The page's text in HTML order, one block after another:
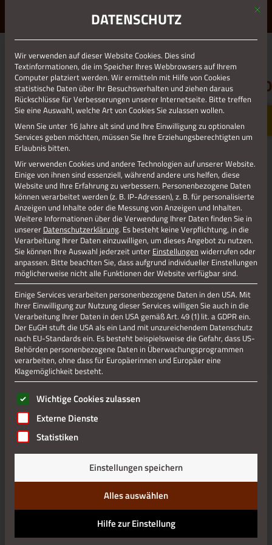
ERLEBE STOLBERG.ERLEBE DICH.
01.01.1970
Jetzt teilen
Jetzt teilen
Datenschutz
Impressum
Mit
DATENSCHUTZ
Wir verwenden auf dieser Website Cookies. Dies sind
Textinformationen, die im Speicher Ihres Webbrowsers auf Ihrem
Computer platziert werden. Wir ermitteln mit Hilfe von Cookies
statistische Daten über Ihr Besuchsverhalten und ziehen daraus
Rückschlüsse für Verbesserungen unserer Internetseite. Bitte treffen
Sie eine Auswahl, welche Art von Cookies Sie zulassen wollen.
Wenn Sie unter 16 Jahre alt sind und Ihre Einwilligung zu optionalen
Services geben möchten, müssen Sie Ihre Erziehungsberechtigten um
Erlaubnis bitten.
Wir verwenden Cookies und andere Technologien auf unserer Website.
Einige von ihnen sind essenziell, während andere uns helfen, diese
Website und Ihre Erfahrung zu verbessern. Personenbezogene Daten
können verarbeitet werden (z. B. IP-Adressen), z. B. für personalisierte
Anzeigen und Inhalte oder die Messung von Anzeigen und Inhalten.
Weitere Informationen über die Verwendung Ihrer Daten finden Sie in
unserer Datenschutzerklärung. Es besteht keine Verpflichtung, in die
Verarbeitung Ihrer Daten einzuwilligen, um dieses Angebot zu nutzen.
Sie können Ihre Auswahl jederzeit unter Einstellungen widerrufen oder
anpassen. Bitte beachten Sie, dass aufgrund individueller Einstellungen
möglicherweise nicht alle Funktionen der Website verfügbar sind.
Einige Services verarbeiten personenbezogene Daten in den USA. Mit
Ihrer Einwilligung zur Nutzung dieser Services willigen Sie auch in die
Verarbeitung Ihrer Daten in den USA gemäß Art. 49 (1) lit. a GDPR ein.
Der EuGH stuft die USA als ein Land mit unzureichendem Datenschutz
nach EU-Standards ein. Es besteht beispielsweise die Gefahr, dass US-
Behörden personenbezogene Daten in Überwachungsprogrammen
verarbeiten, ohne dass für Europäerinnen und Europäer eine
Klagemöglichkeit besteht.
Es folgt eine Liste der Service-Gruppen, für die eine
Wichtige Cookies zulassen
Externe Dienste
Statistiken
Einstellungen speichern
Alles auswählen
Hilfe zur Einstellung